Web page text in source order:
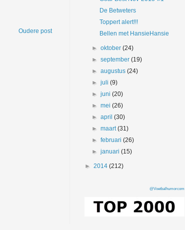
Oudere post
De Betweters
Toppert alert!!!
Bellen met HansieHansie
►oktober(24)
►september(19)
►augustus(24)
►juli(9)
►juni(20)
►mei(26)
►april(30)
►maart(31)
►februari(26)
►januari(15)
► 2014 (212)
@Voetbalhumorcom